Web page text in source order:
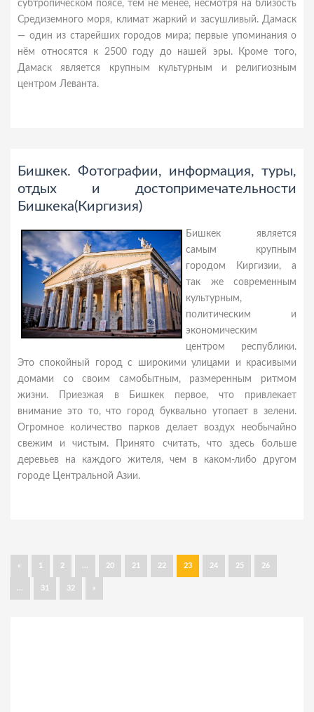
субтропическом поясе, тем не менее, несмотря на близость
Средиземного моря, климат жаркий и засушливый. Дамаск
— один из старейших городов мира; первые упоминания о
нём относятся к 2500 году до нашей эры. Кроме того,
Дамаск является крупным культурным и религиозным
центром Леванта.
Бишкек. Фотографии, информация, туры,
отдых и достопримечательности
Бишкека(Киргизия)
Бишкек является
самым крупным
городом Киргизии, а
так же современным
культурным,
политическим и
экономическим
центром республики.
Это спокойный город с широкими улицами и красивыми
домами со своим самобытным, размеренным ритмом
жизни. Приезжая в Бишкек первое, что привлекает
внимание это то, что город буквально утопает в зелени.
Огромное количество парков делает воздух необычайно
свежим и чистым. Принято считать, что здесь больше
деревьев на каждого жителя, чем в каком-либо другом
городе Центральной Азии.
« 1 2 ... 20 21 22 23 24 25 26
... 31 32 »